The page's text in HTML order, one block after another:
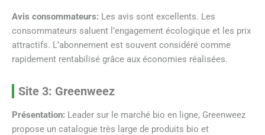
Avis consommateurs: Les avis sont excellents. Les
consommateurs saluent l’engagement écologique et les prix
attractifs. L’abonnement est souvent considéré comme
rapidement rentabilisé grâce aux économies réalisées.
Site 3: Greenweez
Présentation: Leader sur le marché bio en ligne, Greenweez
propose un catalogue très large de produits bio et